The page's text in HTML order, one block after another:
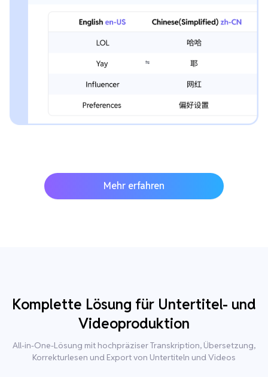
Mehr erfahren
Komplette Lösung für Untertitel- und
Videoproduktion
All-in-One-Lösung mit hochpräziser Transkription, Übersetzung,
Korrekturlesen und Export von Untertiteln und Videos